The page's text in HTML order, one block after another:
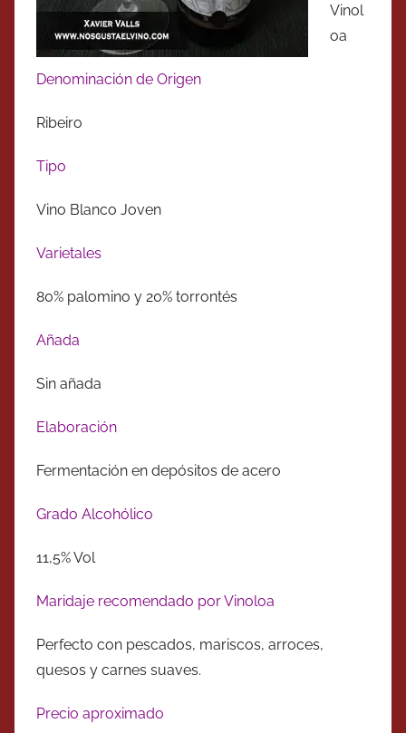
Vinol
oa
Denominación de Origen
Ribeiro
Tipo
Vino Blanco Joven
Varietales
80% palomino y 20% torrontés
Añada
Sin añada
Elaboración
Fermentación en depósitos de acero
Grado Alcohólico
11,5% Vol
Maridaje recomendado por Vinoloa
Perfecto con pescados, mariscos, arroces,
quesos y carnes suaves.
Precio aproximado